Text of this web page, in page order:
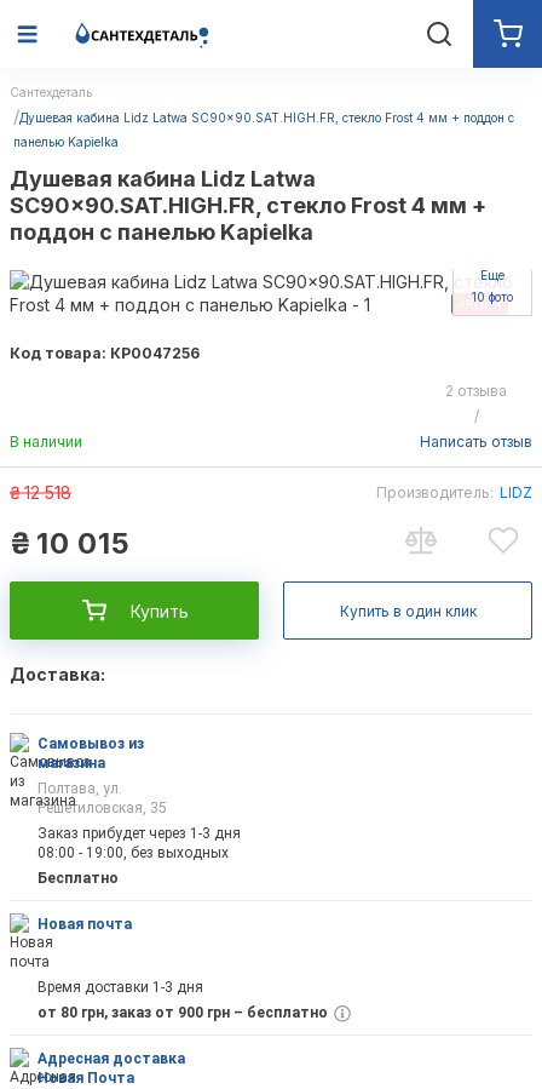
Сантехдеталь
Душевая кабина Lidz Latwa SC90x90.SAT.HIGH.FR, стекло Frost 4 мм + поддон с
панелью Kapielka
Душевая кабина Lidz Latwa
SC90x90.SAT.HIGH.FR, стекло Frost 4 мм +
поддон с панелью Kapielka
АКЦИЯ
Еще
10 фото
Код товара: КР0047256
В наличии
2 отзыва
/
Написать отзыв
₴ 10 015
₴12 518 Производитель: LIDZ
Купить Купить в один клик
Доставка:
Самовывоз из
магазина
Полтава, ул.
Решетиловская, 35
Заказ прибудет через 1-3 дня
08:00 - 19:00, без выходных
Бесплатно
Новая почта
Время доставки 1-3 дня
от 80 грн, заказ от 900 грн – бесплатно
Адресная доставка
Новая Почта